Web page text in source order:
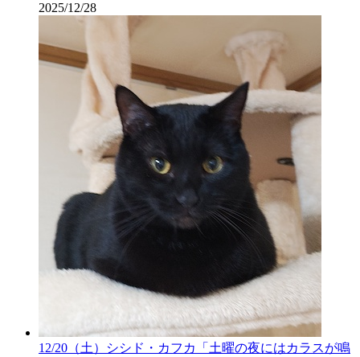
2025/12/28
12/20（土）シシド・カフカ「土曜の夜にはカラスが鳴